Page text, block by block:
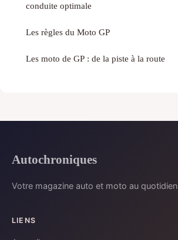
conduite optimale
Les règles du Moto GP
Les moto de GP : de la piste à la route
Autochroniques
Votre magazine auto et moto au quotidien
LIENS